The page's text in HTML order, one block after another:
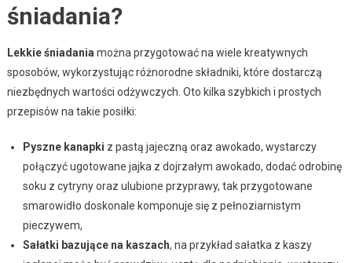
śniadania?
Lekkie śniadania można przygotować na wiele kreatywnych
sposobów, wykorzystując różnorodne składniki, które dostarczą
niezbędnych wartości odżywczych. Oto kilka szybkich i prostych
przepisów na takie posiłki:
Pyszne kanapki z pastą jajeczną oraz awokado, wystarczy
połączyć ugotowane jajka z dojrzałym awokado, dodać odrobinę
soku z cytryny oraz ulubione przyprawy, tak przygotowane
smarowidło doskonale komponuje się z pełnoziarnistym
pieczywem,
Sałatki bazujące na kaszach, na przykład sałatka z kaszy